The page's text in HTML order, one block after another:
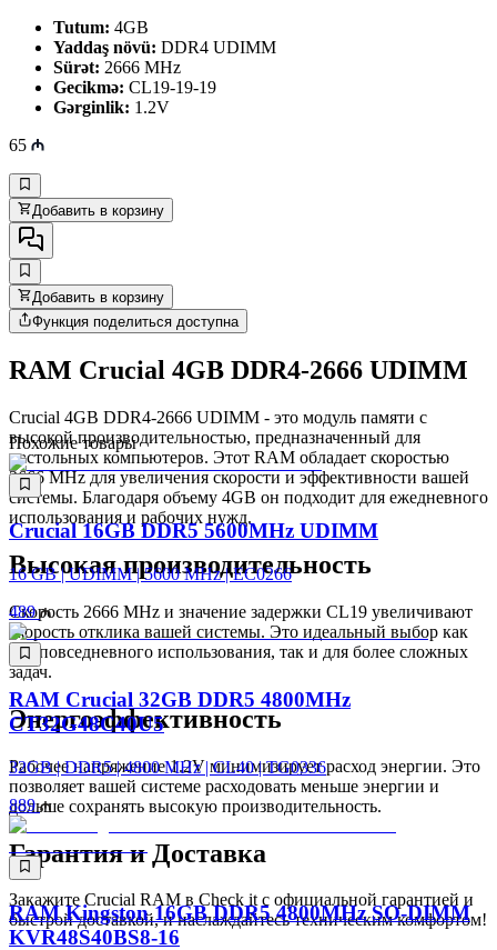
Tutum: 4GB
Yaddaş növü: DDR4 UDIMM
Sürət: 2666 MHz
Gecikmə: CL19-19-19
Gərginlik: 1.2V
65
Добавить в корзину
Добавить в корзину
Функция поделиться доступна
RAM Crucial 4GB DDR4-2666 UDIMM
Crucial 4GB DDR4-2666 UDIMM - это модуль памяти с
высокой производительностью, предназначенный для
настольных компьютеров. Этот RAM обладает скоростью
2666 MHz для увеличения скорости и эффективности вашей
системы. Благодаря объему 4GB он подходит для ежедневного
использования и рабочих нужд.
Высокая производительность
Скорость 2666 MHz и значение задержки CL19 увеличивают
скорость отклика вашей системы. Это идеальный выбор как
для повседневного использования, так и для более сложных
задач.
Энергоэффективность
Рабочее напряжение 1.2V минимизирует расход энергии. Это
позволяет вашей системе расходовать меньше энергии и
дольше сохранять высокую производительность.
Гарантия и Доставка
Закажите Crucial RAM в Check it с официальной гарантией и
быстрой доставкой, и наслаждайтесь техническим комфортом!
Похожие товары
Crucial 16GB DDR5 5600MHz UDIMM
16 GB | UDIMM | 5600 MHz | EC0266
489
RAM Crucial 32GB DDR5 4800MHz
CT32G48C40U5
32GB | DDR5 | 4800 MHz | CL40 | TG0336
889
RAM Kingston 16GB DDR5 4800MHz SO-DIMM
KVR48S40BS8-16